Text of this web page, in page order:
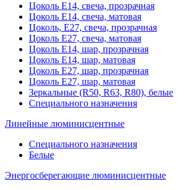
Цоколь Е14, свеча, прозрачная
Цоколь Е14, свеча, матовая
Цоколь, Е27, свеча, прозрачная
Цоколь Е27, свеча, матовая
Цоколь Е14, шар, прозрачная
Цоколь Е14, шар, матовая
Цоколь Е27, шар, прозрачная
Цоколь Е27, шар, матовая
Зеркальные (R50, R63, R80), белые
Специального назначения
Линейные люминисцентные
Специального назначения
Белые
Энергосберегающие люминисцентные